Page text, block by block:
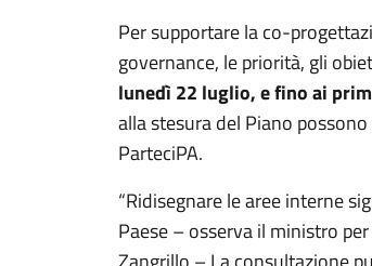
Per supportare la co-
governance, le priorità, gli
lunedì 22 luglio, e fino ai
alla stesura del Piano
ParteciPA.
“Ridisegnare le aree interne
Paese – osserva il ministro